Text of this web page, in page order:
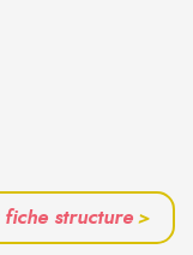
fiche structure>